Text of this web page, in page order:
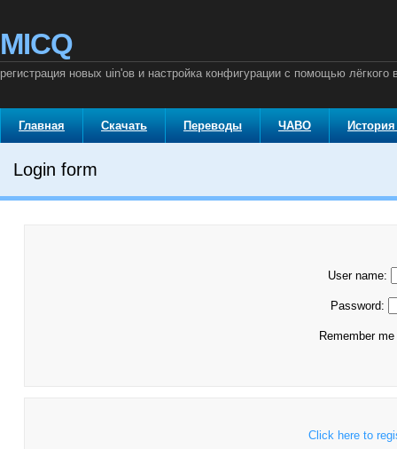
MICQ
регистрация новых uin'ов и настройка конфигурации с помощью лёгкого
Главная Скачать Переводы ЧАВО
Login form
User name:
Password:
Remember
Click here to